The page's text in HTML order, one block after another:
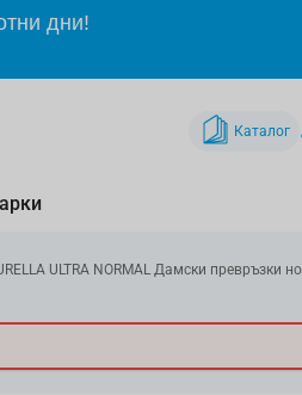
дни!
Каталог
ULTRA NORMAL Дамски превръзки